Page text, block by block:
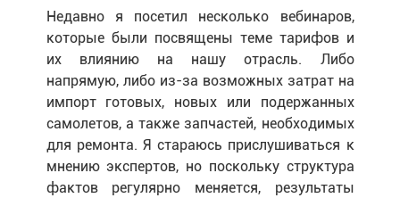
Недавно я посетил несколько вебинаров,
которые были посвящены теме тарифов и
их влиянию на нашу отрасль. Либо
напрямую, либо из-за возможных затрат на
импорт готовых, новых или подержанных
самолетов, а также запчастей, необходимых
для ремонта. Я стараюсь прислушиваться к
мнению экспертов, но поскольку структура
фактов регулярно меняется, результаты